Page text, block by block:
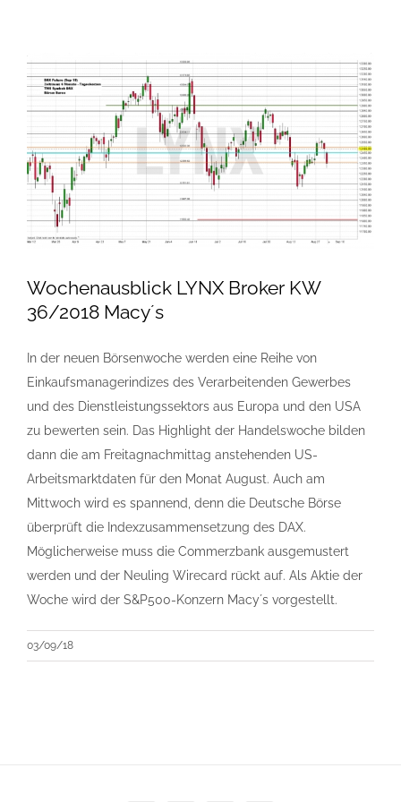
Wochenausblick LYNX Broker KW
36/2018 Macy´s
In der neuen Börsenwoche werden eine Reihe von
Einkaufsmanagerindizes des Verarbeitenden Gewerbes
und des Dienstleistungssektors aus Europa und den USA
zu bewerten sein. Das Highlight der Handelswoche bilden
dann die am Freitagnachmittag anstehenden US-
Arbeitsmarktdaten für den Monat August. Auch am
Mittwoch wird es spannend, denn die Deutsche Börse
überprüft die Indexzusammensetzung des DAX.
Möglicherweise muss die Commerzbank ausgemustert
werden und der Neuling Wirecard rückt auf. Als Aktie der
Woche wird der S&P500-Konzern Macy´s vorgestellt.
03/09/18